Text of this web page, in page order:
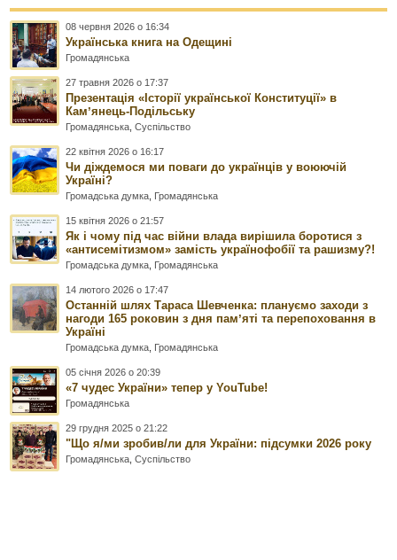
08 червня 2026 о 16:34
Українська книга на Одещині
Громадянська
27 травня 2026 о 17:37
Презентація «Історії української Конституції» в
Камʼянець-Подільську
Громадянська ,Суспільство
22 квітня 2026 о 16:17
Чи діждемося ми поваги до українців у воюючій
Україні?
Громадська думка Громадянська
15 квітня 2026 о 21:57
Як і чому під час війни влада вирішила боротися з
«антисемітизмом» замість українофобії та рашизму?!
Громадська думка Громадянська
14 лютого 2026 о 17:47
Останній шлях Тараса Шевченка: плануємо заходи з
нагоди 165 роковин з дня памʼяті та перепоховання в
Україні
Громадська думка Громадянська
05 січня 2026 о 20:39
«7 чудес України» тепер у YouTube!
Громадянська
29 грудня 2025 о 21:22
"Що я/ми зробив/ли для України: підсумки 2026 року
Громадянська ,Суспільство